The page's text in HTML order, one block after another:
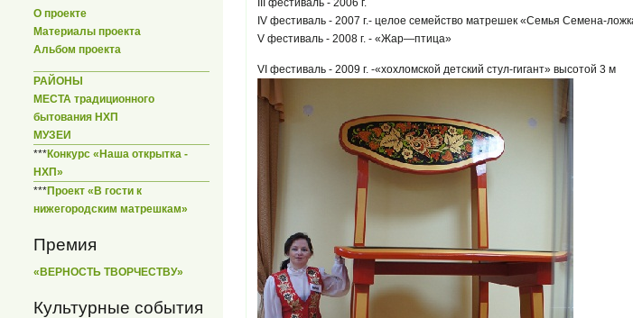
О проекте
Материалы проекта
Альбом проекта
РАЙОНЫ
МЕСТА традиционного
бытования НХП
МУЗЕИ
***Конкурс «Наша открытка -
НХП»
***Проект «В гости к
нижегородским матрешкам»
Премия
«ВЕРНОСТЬ ТВОРЧЕСТВУ»
Культурные события
IV фестиваль - 2007 г.- целое семейство матрешек «Семья Семена-
V фестиваль - 2008 г. - «Жар—птица»
VI фестиваль - 2009 г. -«хохломской детский стул-гигант» высотой 3 м